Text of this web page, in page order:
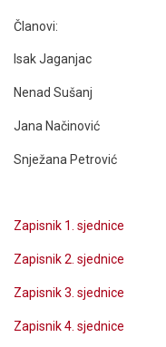
Članovi:
Isak Jaganjac
Nenad Sušanj
Jana Načinović
Snježana Petrović
Zapisnik 1. sjednice
Zapisnik 2. sjednice
Zapisnik 3. sjednice
Zapisnik 4. sjednice